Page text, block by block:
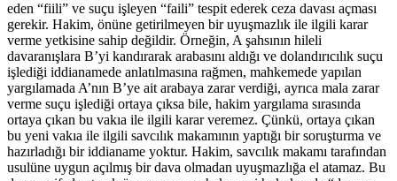
eden “fiili” ve suçu işleyen “faili” tespit ederek ceza davası açması
gerekir. Hakim, önüne getirilmeyen bir uyuşmazlık ile ilgili karar
verme yetkisine sahip değildir. Örneğin, A şahsının hileli
davaranışlara B’yi kandırarak arabasını aldığı ve dolandırıcılık suçu
işlediği iddianamede anlatılmasına rağmen, mahkemede yapılan
yargılamada A’nın B’ye ait arabaya zarar verdiği, ayrıca mala zarar
verme suçu işlediği ortaya çıksa bile, hakim yargılama sırasında
ortaya çıkan bu vakıa ile ilgili karar veremez. Çünkü, ortaya çıkan
bu yeni vakıa ile ilgili savcılık makamının yaptığı bir soruşturma ve
hazırladığı bir iddianame yoktur. Hakim, savcılık makamı tarafından
usulüne uygun açılmış bir dava olmadan uyuşmazlığa el atamaz. Bu